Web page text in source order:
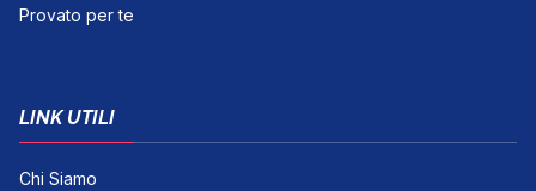
Provato per te
LINK UTILI
Chi Siamo